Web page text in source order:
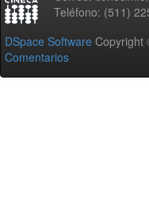
Teléfono: (511)
DSpace Software Copyright
Comentarios